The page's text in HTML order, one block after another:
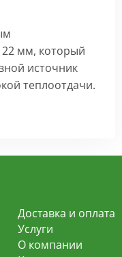
мм, который
источник
теплоотдачи.
подходит для
работает.
Доставка и оплата
Услуги
О компании